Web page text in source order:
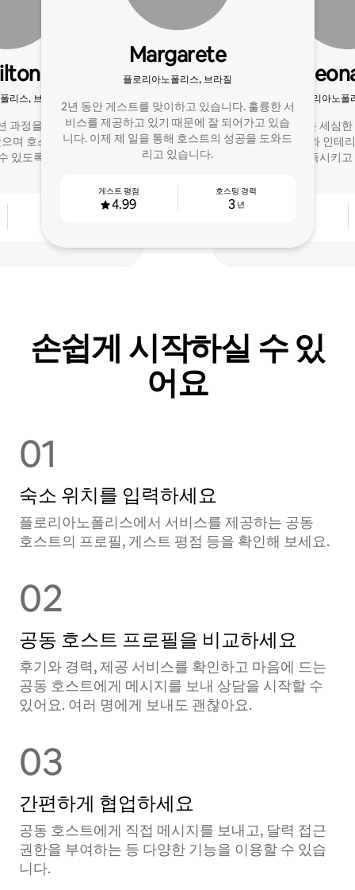
리스, 브라질
과정을 마친 후, 저는 10
며 호스트가 좋은 후기
있도록 도와왔습니다.
Margarete
플로리아노폴리스, 브라질
2년 동안 게스트를 맞이하고 있습니다. 훌륭한 서
비스를 제공하고 있기 때문에 잘 되어가고 있습
니다. 이제 제 일을 통해 호스트의 성공을 도와드
리고 있습니다.
4.99
게스트 평점
3 년
호스팅 경력
플로리아노
건축가로서 저는 세심
며, 훌륭한 관리와 인테
를 만족시키
손쉽게 시작하실 수 있
어요
01
숙소 위치를 입력하세요
플로리아노폴리스에서 서비스를 제공하는 공⁠동
호⁠스⁠트⁠의 프로필, 게스트 평점 등을 확⁠인⁠해 보⁠세⁠요⁠.
02
공동 호스트 프로필을 비교하세요
후기와 경력, 제공 서비스를 확인하고 마음에 드는
공동 호스트에게 메시지를 보내 상담을 시작할 수
있어요. 여러 명에게 보내도 괜찮아요.
03
간편하게 협업하세요
공동 호스트에게 직접 메시지를 보내고, 달력 접근
권한을 부여하는 등 다양한 기능을 이용할 수 있습
니다.